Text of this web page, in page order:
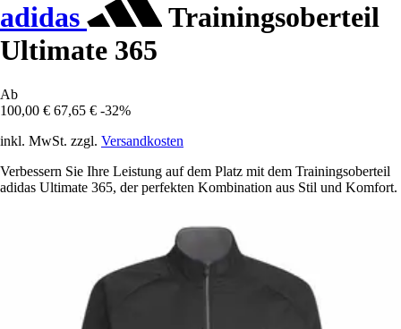
adidas
Trainingsoberteil
Ultimate 365
Ab
100,00 € 67,65 € -32%
inkl. MwSt. zzgl. Versandkosten
Verbessern Sie Ihre Leistung auf dem Platz mit dem Trainingsoberteil
adidas Ultimate 365, der perfekten Kombination aus Stil und Komfort.